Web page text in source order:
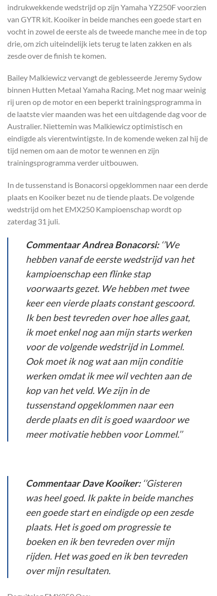
indrukwekkende wedstrijd op zijn Yamaha YZ250F voorzien
van GYTR kit. Kooiker in beide manches een goede start en
vocht in zowel de eerste als de tweede manche mee in de top
drie, om zich uiteindelijk iets terug te laten zakken en als
zesde over de finish te komen.
Bailey Malkiewicz vervangt de geblesseerde Jeremy Sydow
binnen Hutten Metaal Yamaha Racing. Met nog maar weinig
rij uren op de motor en een beperkt trainingsprogramma in
de laatste vier maanden was het een uitdagende dag voor de
Australier. Niettemin was Malkiewicz optimistisch en
eindigde als vierentwintigste. In de komende weken zal hij de
tijd nemen om aan de motor te wennen en zijn
trainingsprogramma verder uitbouwen.
In de tussenstand is Bonacorsi opgeklommen naar een derde
plaats en Kooiker bezet nu de tiende plaats. De volgende
wedstrijd om het EMX250 Kampioenschap wordtop
zaterdag 31 juli.
Commentaar Andrea Bonacorsi:‘’We
hebben vanaf de eerste wedstrijd van het
kampioenschap een flinke stap
voorwaarts gezet. We hebben met twee
keer een vierde plaats constant gescoord.
Ik ben best tevreden over hoe alles gaat,
ik moet enkel nog aan mijn starts werken
voor de volgende wedstrijd in Lommel.
Ook moet ik nog wat aan mijn conditie
werken omdat ik mee wil vechten aan de
kop van het veld. We zijn in de
tussenstand opgeklommen naar een
derde plaats en dit is goed waardoor we
meer motivatie hebben voor Lommel.’’
Commentaar Dave Kooiker:‘’Gisteren
was heel goed. Ik pakte in beide manches
een goede start en eindigde op een zesde
plaats. Het is goed om progressie te
boeken en ik ben tevreden over mijn
rijden. Het was goed en ik ben tevreden
over mijn resultaten.